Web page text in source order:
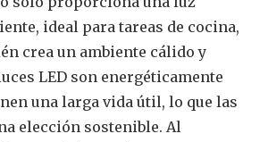
ideal para tareas de cocina,
crea un ambiente cálido y
LED son energéticamente
una larga vida útil, lo que las
elección sostenible. Al